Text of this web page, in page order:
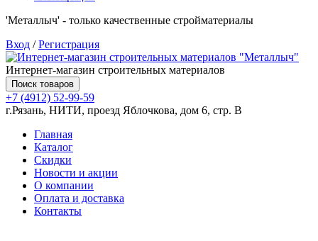
'Металлыч' - только качественные стройматериалы
Вход /Регистрация
Интернет-магазин строительных материалов
Поиск товаров
+7 (4912) 52-99-59
г.Рязань, НИТИ, проезд Яблочкова, дом 6, стр. В
Главная
Каталог
Скидки
Новости и акции
О компании
Оплата и доставка
Контакты